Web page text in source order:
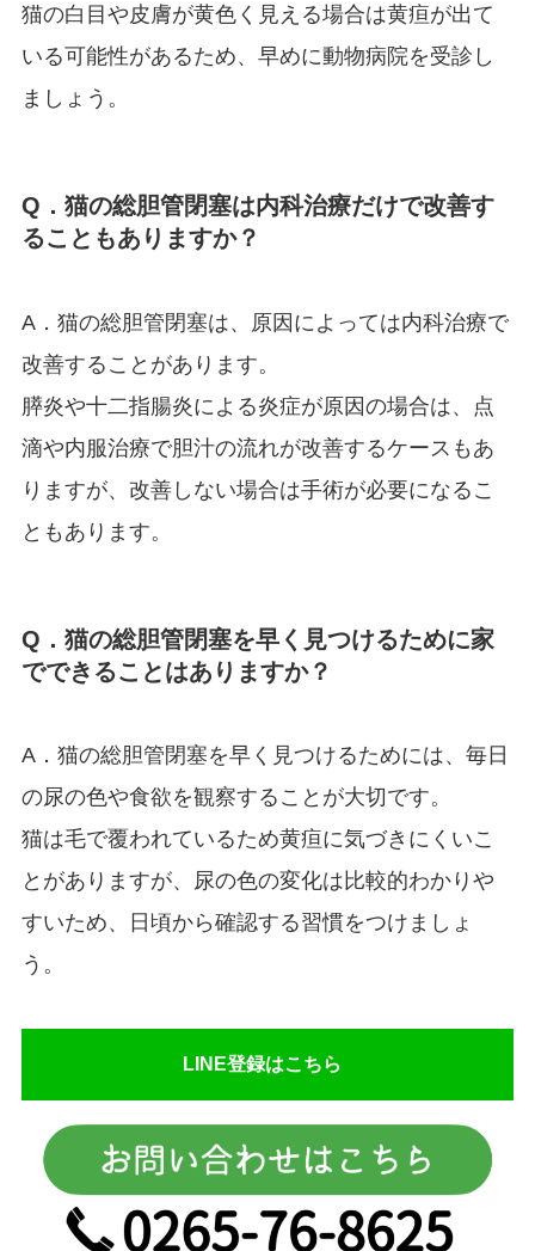
猫の白目や皮膚が黄色く見える場合は黄疸が出て
いる可能性があるため、早めに動物病院を受診し
ましょう。
Q．猫の総胆管閉塞は内科治療だけで改善す
ることもありますか？
A．猫の総胆管閉塞は、原因によっては内科治療で
改善することがあります。
膵炎や十二指腸炎による炎症が原因の場合は、点
滴や内服治療で胆汁の流れが改善するケースもあ
りますが、改善しない場合は手術が必要になるこ
ともあります。
Q．猫の総胆管閉塞を早く見つけるために家
でできることはありますか？
A．猫の総胆管閉塞を早く見つけるためには、毎日
の尿の色や食欲を観察することが大切です。
猫は毛で覆われているため黄疸に気づきにくいこ
とがありますが、尿の色の変化は比較的わかりや
すいため、日頃から確認する習慣をつけましょ
う。
LINE登録はこちら